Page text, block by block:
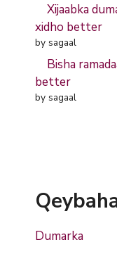
Xijaabka
xidho better
by sagaal
Bisha
better
by sagaal
Dumarka